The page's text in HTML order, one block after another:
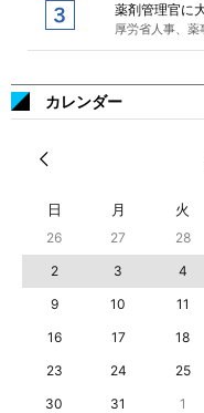
薬剤管理官に
厚労省人事、薬
カレンダー
日 月 火
26 27 28
2
3 4
9
10 11
16
17 18
23
24 25
30
31 1